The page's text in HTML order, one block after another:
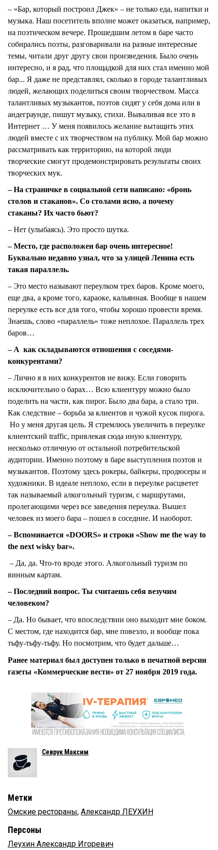
– «Бар, который построил Джек» – не только еда, напитки и
музыка. Наш посетитель вполне может оказаться, например,
на поэтическом вечере. Прошедшим летом в баре часто
собирались поэты, разговаривали на разные интересные
темы, читали друг другу свои произведения. Было очень
интересно, и я рад, что площадкой для них стал именно мой
бар... Я даже не представлял, сколько в городе талантливых
людей, желающих поделиться своим творчеством. Масса
талантливых музыкантов, поэтов сидят у себя дома или в
андеграунде, пишут музыку, стихи. Вываливая все это в
Интернет … У меня появилось желание вытащить этих
людей вместе с их творчеством на публику. Мой бар можно
рассматривать как территорию, на которой люди
творческие смогут продемонстрировать результаты своих
творческих мук.
– На страничке в социальной сети написано: «бронь
столов и стаканов». Со столами ясно, а почему
стаканы? Их часто бьют?
– Нет (улыбаясь). Это просто шутка.
– Место, где расположен бар очень интересное!
Буквально недавно узнал, что за улицей Ленина есть
такая параллель.
– Это место называют переулком трех баров. Кроме моего,
еще два, а кроме того, караоке, кальянная. Вообще в нашем
переулке есть все для того, чтобы хорошо провести время.
Знаешь, слово «параллель» тоже неплохое. Параллель трех
баров…
– А как складываются отношения с соседями-
конкурентами?
– Лично я в них конкурентов не вижу. Если говорить
исключительно о барах… Всю клиентуру можно было
поделить на части, как пирог. Было два бара, а стало три.
Как следствие – борьба за клиентов и чужой кусок пирога.
Но у меня другая цель. Я стремлюсь увеличить в переулке
клиентский traffic, привлекая сюда иную клиентуру,
несколько отличную от остальной потребительской
аудитории. Именно поэтому в баре выступления поэтов и
музыкантов. Поэтому здесь рокеры, байкеры, продюсеры и
художники. В идеале неплохо, если в переулке расцветет
так называемый алкогольный туризм, с маршрутами,
пролегающими через все заведения переулка. Вышел
человек из моего бара – пошел в соседние. И наоборот.
– Вспоминается «DOORS» и строки «Show me the way to
the next wisky bar».
– Да, да. Что-то вроде этого. Алкогольный туризм по
винным картам.
– Последний вопрос. Ты считаешь себя везучим
человеком?
– Да. Но бывает, что впоследствии оно выходит мне боком.
С местом, где находится бар, мне повезло, и вообще пока
тьфу-тьфу-тьфу. Но посмотрим, что будет дальше…
Ранее материал был доступен только в печатной версии
газеты «Коммерческие вести» от 27 ноября 2019 года.
Севрук Максим
Метки
Омские рестораны, Александр ЛЕУХИН
Персоны
Леухин Александр Игоревич